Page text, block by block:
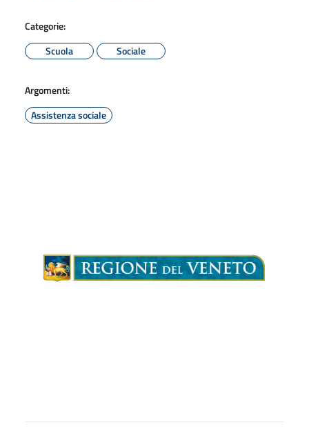
Categorie:
Scuola
Sociale
Argomenti:
Assistenza sociale